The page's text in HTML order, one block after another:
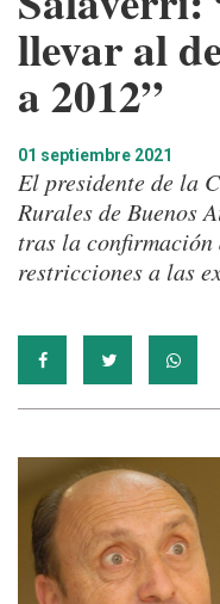
llevar al
a 2012”
01 septiembre 2021
El presidente de la
Rurales de Buenos
tras la
restricciones a las